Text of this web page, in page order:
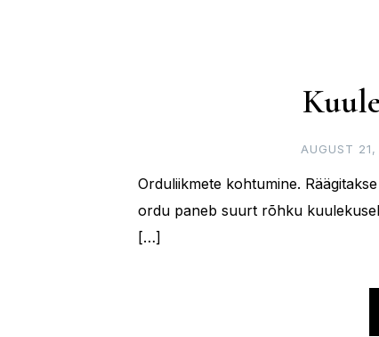
AUGUST
Orduliikmete kohtumine.
ordu paneb suurt rõhku
[…]